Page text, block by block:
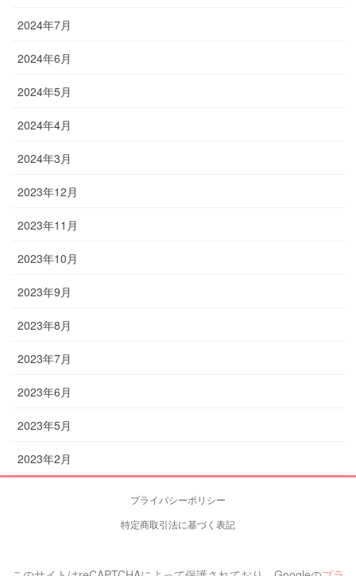
2024年7月
2024年6月
2024年5月
2024年4月
2024年3月
2023年12月
2023年11月
2023年10月
2023年9月
2023年8月
2023年7月
2023年6月
2023年5月
2023年2月
プライバシーポリシー
特定商取引法に基づく表記